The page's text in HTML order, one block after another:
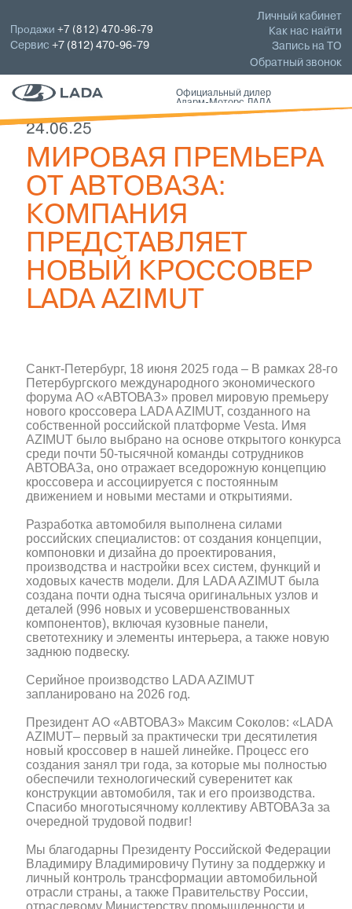
Личный кабинет
Как нас найти
Запись на ТО
Обратный звонок
Продажи+7 (812) 470-96-79
Сервис+7 (812) 470-96-79
Официальный дилер
Аларм-Моторс ЛАДА
24.06.25
МИРОВАЯ ПРЕМЬЕРА
ОТ АВТОВАЗА:
КОМПАНИЯ
ПРЕДСТАВЛЯЕТ
НОВЫЙ КРОССОВЕР
LADA AZIMUT
Санкт-Петербург, 18 июня 2025 года – В рамках 28-го
Петербургского международного экономического
форума АО «АВТОВАЗ» провел мировую премьеру
нового кроссовера LADA AZIMUT, созданного на
собственной российской платформе Vesta. Имя
AZIMUT было выбрано на основе открытого конкурса
среди почти 50-тысячной команды сотрудников
АВТОВАЗа, оно отражает вседорожную концепцию
кроссовера и ассоциируется с постоянным
движением и новыми местами и открытиями.
Разработка автомобиля выполнена силами
российских специалистов: от создания концепции,
компоновки и дизайна до проектирования,
производства и настройки всех систем, функций и
ходовых качеств модели. Для LADA AZIMUT была
создана почти одна тысяча оригинальных узлов и
деталей (996 новых и усовершенствованных
компонентов), включая кузовные панели,
светотехнику и элементы интерьера, а также новую
заднюю подвеску.
Серийное производство LADA AZIMUT
запланировано на 2026 год.
Президент АО «АВТОВАЗ» Максим Соколов: «LADA
AZIMUT– первый за практически три десятилетия
новый кроссовер в нашей линейке. Процесс его
создания занял три года, за которые мы полностью
обеспечили технологический суверенитет как
конструкции автомобиля, так и его производства.
Спасибо многотысячному коллективу АВТОВАЗа за
очередной трудовой подвиг!
Мы благодарны Президенту Российской Федерации
Владимиру Владимировичу Путину за поддержку и
личный контроль трансформации автомобильной
отрасли страны, а также Правительству России,
отраслевому Министерству промышленности и